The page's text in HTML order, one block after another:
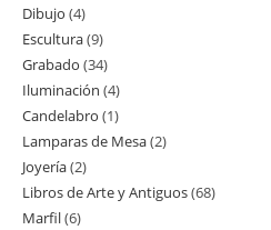
Dibujo 44
productos
Escultura 99
productos
Grabado 3434
productos
Iluminación 44
productos
Candelabro 11
producto
Lamparas de Mesa 22
Joyería 22
productos
Libros de Arte y Antiguos 6868
Marfil 66